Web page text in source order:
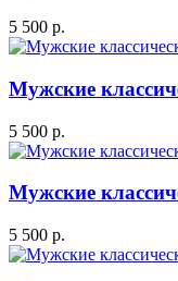
5 500 р.
Мужские
5 500 р.
Мужские
5 500 р.